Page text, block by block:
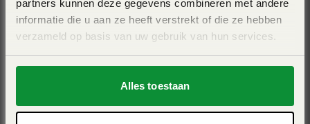
partners kunnen deze gegevens combineren met andere
informatie die u aan ze heeft verstrekt of die ze hebben
verzameld op basis van uw gebruik van hun services.
Alles toestaan